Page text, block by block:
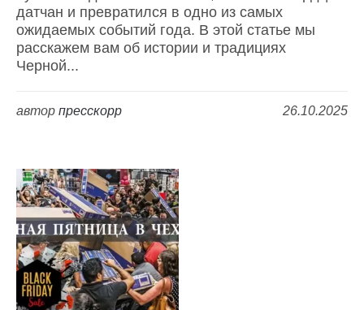
датчан и превратился в одно из самых
ожидаемых событий года. В этой статье мы
расскажем вам об истории и традициях
Черной...
26.10.2025
автор пресскорр